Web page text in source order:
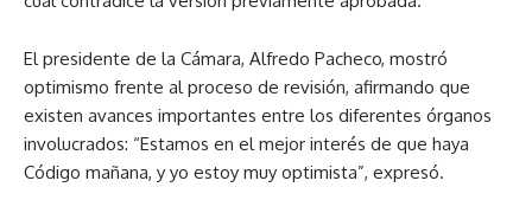
El presidente de la Cámara, Alfredo Pacheco, mostró
optimismo frente al proceso de revisión, afirmando que
existen avances importantes entre los diferentes órganos
involucrados: “Estamos en el mejor interés de que haya
Código mañana, y yo estoy muy optimista”, expresó.